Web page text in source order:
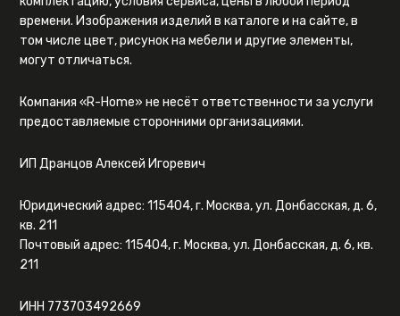
времени. Изображения изделий в каталоге и на сайте, в
том числе цвет, рисунок на мебели и другие элементы,
могут отличаться.
Компания «R-Home» не несёт ответственности за услуги
предоставляемые сторонними организациями.
ИП Дранцов Алексей Игоревич
Юридический адрес: 115404, г. Москва, ул. Донбасская, д. 6,
кв. 211
Почтовый адрес: 115404, г. Москва, ул. Донбасская, д. 6, кв.
211
ИНН 773703492669